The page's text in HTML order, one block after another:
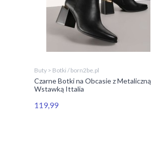
Buty > Botki / born2be.pl
Czarne Botki na Obcasie z Metaliczną
Wstawką Ittalia
119,99